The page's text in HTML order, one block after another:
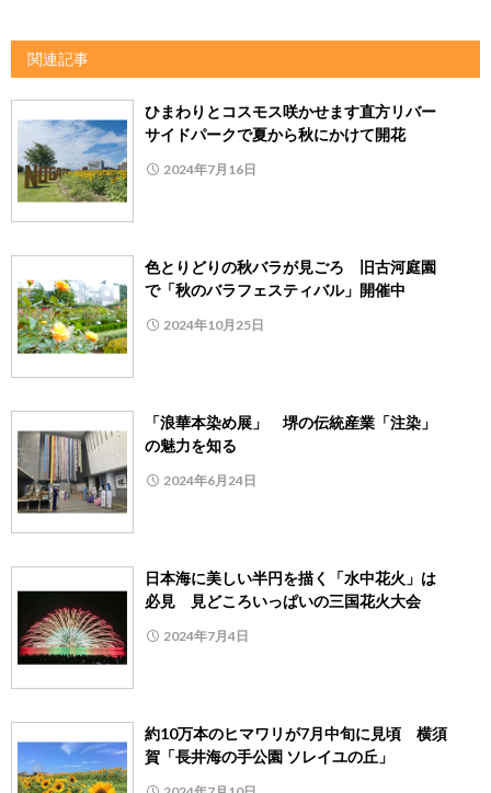
関連記事
ひまわりとコスモス咲かせます直方リバー
サイドパークで夏から秋にかけて開花
2024年7月16日
色とりどりの秋バラが見ごろ 旧古河庭園
で「秋のバラフェスティバル」開催中
2024年10月25日
「浪華本染め展」 堺の伝統産業「注染」
の魅力を知る
2024年6月24日
日本海に美しい半円を描く「水中花火」は
必見 見どころいっぱいの三国花火大会
2024年7月4日
約10万本のヒマワリが7月中旬に見頃 横須
賀「長井海の手公園 ソレイユの丘」